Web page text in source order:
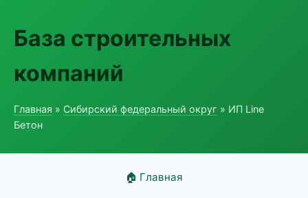
База строительных
компаний
Главная » Сибирский федеральный округ » ИП Line
Бетон
🏠 Главная